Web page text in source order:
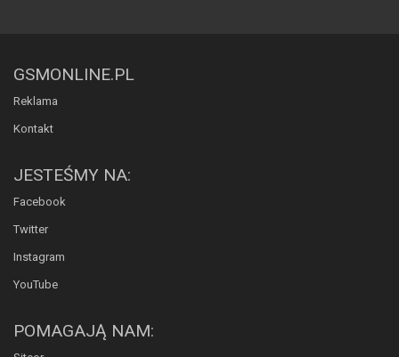
GSMONLINE.PL
Reklama
Kontakt
JESTEŚMY NA:
Facebook
Twitter
Instagram
YouTube
POMAGAJĄ NAM: